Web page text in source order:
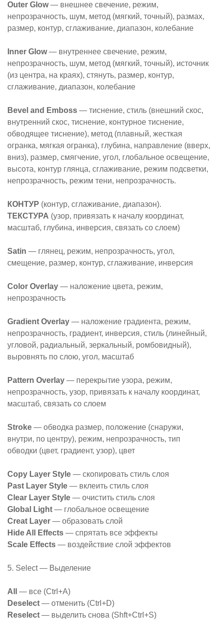
Outer Glow— внешнее свечение, режим,
непрозрачность, шум, метод (мягкий, точный), размах,
размер, контур, сглаживание, диапазон, колебание
Inner Glow— внутреннее свечение, режим,
непрозрачность, шум, метод (мягкий, точный), источник
(из центра, на краях), стянуть, размер, контур,
сглаживание, диапазон, колебание
Bevel and Emboss — тиснение, стиль (внешний скос,
внутренний скос, тиснение, контурное тиснение,
обводящее тиснение), метод (плавный, жесткая
огранка, мягкая огранка), глубина, направление (вверх,
вниз), размер, смягчение, угол, глобальное освещение,
высота, контур глянца, сглаживание, режим подсветки,
непрозрачность, режим тени, непрозрачность.
КОНТУР (контур, сглаживание, диапазон).
ТЕКСТУРА (узор, привязать к началу координат,
масштаб, глубина, инверсия, связать со слоем)
Satin — глянец, режим, непрозрачность, угол,
смещение, размер, контур, сглаживание, инверсия
Color Overlay — наложение цвета, режим,
непрозрачность
Gradient Overlay — наложение градиента, режим,
непрозрачность, градиент, инверсия, стиль (линейный,
угловой, радиальный, зеркальный, ромбовидный),
выровнять по слою, угол, масштаб
Pattern Overlay — перекрытие узора, режим,
непрозрачность, узор, привязать к началу координат,
масштаб, связать со слоем
Stroke — обводка размер, положение (снаружи,
внутри, по центру), режим, непрозрачность, тип
обводки (цвет, градиент, узор), цвет
Copy Layer Style — скопировать стиль слоя
Past Layer Style — вклеить стиль слоя
Clear Layer Style — очистить стиль слоя
Global Light — глобальное освещение
Creat Layer — образовать слой
Hide All Effects — спрятать все эффекты
Scale Effects — воздействие слой эффектов
5. Select — Выделение
All
— все (Ctrl+A)
Deselect — отменить (Ctrl+D)
Reselect — выделить снова (Shft+Ctrl+S)